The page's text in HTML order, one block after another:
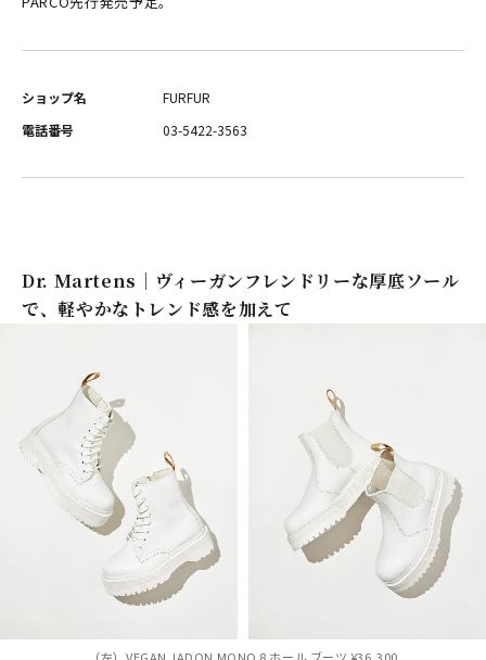
ショップ名
FURFUR
電話番号
03-5422-3563
Dr. Martens｜ヴィーガンフレンドリーな厚底ソール
で、軽やかなトレンド感を加えて
（左）VEGAN JADON MONO 8 ホール ブーツ ¥36,300